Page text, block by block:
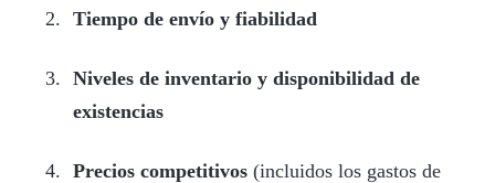
Tiempo de envío y fiabilidad
Niveles de inventario y disponibilidad de
existencias
Precios competitivos(incluidos los gastos de